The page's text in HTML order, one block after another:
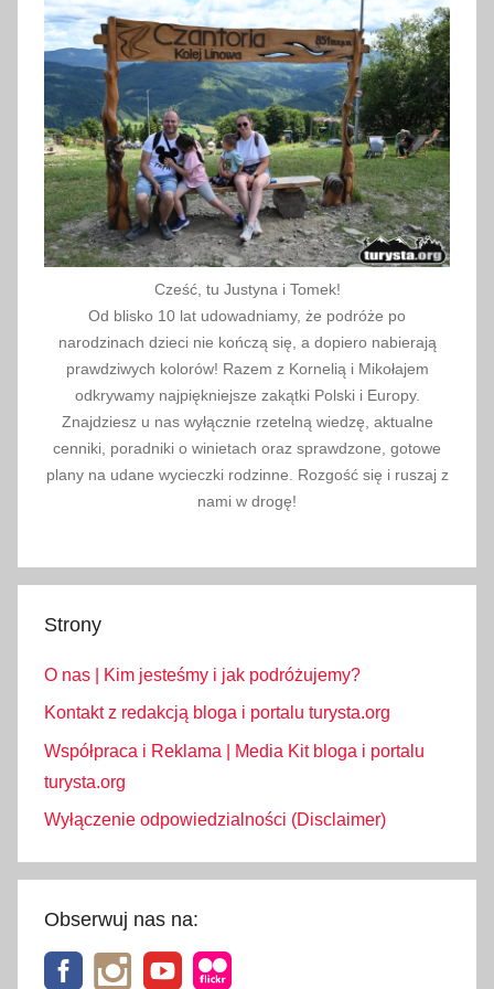
a
2
0
3
Cześć, tu Justyna i Tomek!
Od blisko 10 lat udowadniamy, że podróże po
narodzinach dzieci nie kończą się, a dopiero nabierają
prawdziwych kolorów! Razem z Kornelią i Mikołajem
odkrywamy najpiękniejsze zakątki Polski i Europy.
Znajdziesz u nas wyłącznie rzetelną wiedzę, aktualne
cenniki, poradniki o winietach oraz sprawdzone, gotowe
plany na udane wycieczki rodzinne. Rozgość się i ruszaj z
nami w drogę!
Strony
O nas | Kim jesteśmy i jak podróżujemy?
Kontakt z redakcją bloga i portalu turysta.org
Współpraca i Reklama | Media Kit bloga i portalu
turysta.org
Wyłączenie odpowiedzialności (Disclaimer)
Obserwuj nas na: